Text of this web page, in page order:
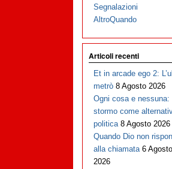
Segnalazioni
AltroQuando
Articoli recenti
Et in arcade ego 2:
metrò 8 Agosto 2026
Ogni cosa e nessuna:
stormo come
politica 8 Agosto 2026
Quando Dio non
alla chiamata 6 Agosto
2026